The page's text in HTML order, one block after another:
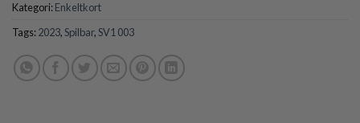
Kategori:Enkeltkort
Tags:2023,Spilbar,SV1 003